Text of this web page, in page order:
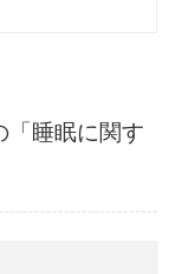
「睡眠に関す